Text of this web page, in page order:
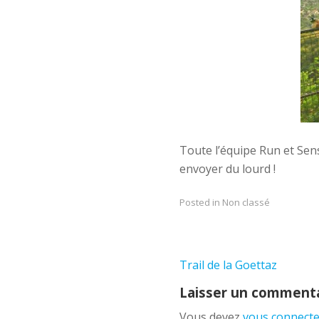
Toute l’équipe Run et
envoyer du lourd !
Posted in Non classé
Navigation
de
l’article
Trail de la Goettaz
Laisser un